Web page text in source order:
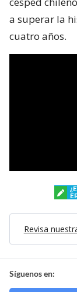
a superar la
cuatro años.
Revisa
Síguenos en: